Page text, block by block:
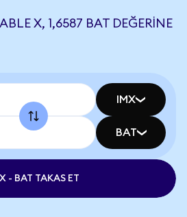
X, 1,6587 BAT DEĞERINE
IMX
BAT
- BAT TAKAS ET